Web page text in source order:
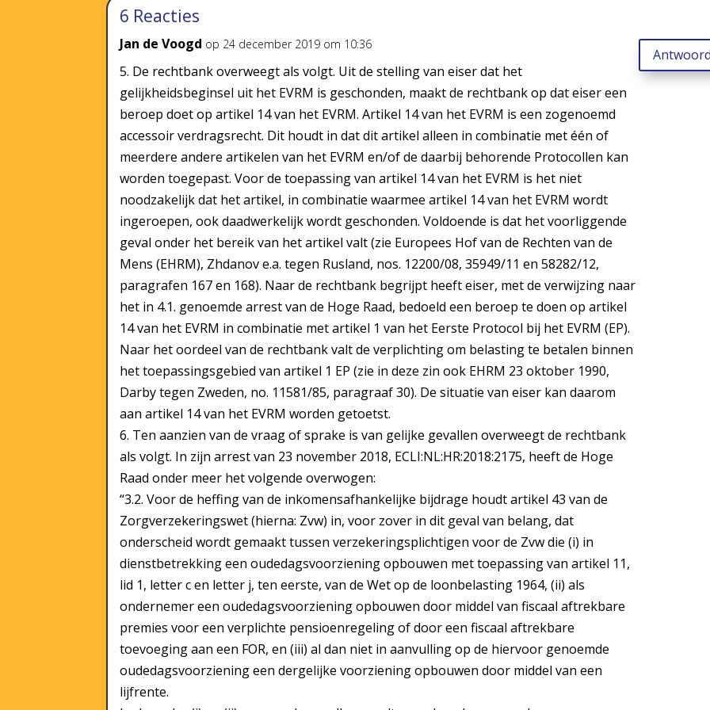
6 Reacties
Jan de Voogd op 24 december 2019 om 10:36
5. De rechtbank overweegt als volgt. Uit de stelling van eiser dat het
gelijkheidsbeginsel uit het EVRM is geschonden, maakt de rechtbank op dat eiser een
beroep doet op artikel 14 van het EVRM. Artikel 14 van het EVRM is een zogenoemd
accessoir verdragsrecht. Dit houdt in dat dit artikel alleen in combinatie met één of
meerdere andere artikelen van het EVRM en/of de daarbij behorende Protocollen kan
worden toegepast. Voor de toepassing van artikel 14 van het EVRM is het niet
noodzakelijk dat het artikel, in combinatie waarmee artikel 14 van het EVRM wordt
ingeroepen, ook daadwerkelijk wordt geschonden. Voldoende is dat het voorliggende
geval onder het bereik van het artikel valt (zie Europees Hof van de Rechten van de
Mens (EHRM), Zhdanov e.a. tegen Rusland, nos. 12200/08, 35949/11 en 58282/12,
paragrafen 167 en 168). Naar de rechtbank begrijpt heeft eiser, met de verwijzing naar
het in 4.1. genoemde arrest van de Hoge Raad, bedoeld een beroep te doen op artikel
14 van het EVRM in combinatie met artikel 1 van het Eerste Protocol bij het EVRM (EP).
Naar het oordeel van de rechtbank valt de verplichting om belasting te betalen binnen
het toepassingsgebied van artikel 1 EP (zie in deze zin ook EHRM 23 oktober 1990,
Darby tegen Zweden, no. 11581/85, paragraaf 30). De situatie van eiser kan daarom
aan artikel 14 van het EVRM worden getoetst.
6. Ten aanzien van de vraag of sprake is van gelijke gevallen overweegt de rechtbank
als volgt. In zijn arrest van 23 november 2018, ECLI:NL:HR:2018:2175, heeft de Hoge
Raad onder meer het volgende overwogen:
“3.2. Voor de heffing van de inkomensafhankelijke bijdrage houdt artikel 43 van de
Zorgverzekeringswet (hierna: Zvw) in, voor zover in dit geval van belang, dat
onderscheid wordt gemaakt tussen verzekeringsplichtigen voor de Zvw die (i) in
dienstbetrekking een oudedagsvoorziening opbouwen met toepassing van artikel 11,
lid 1, letter c en letter j, ten eerste, van de Wet op de loonbelasting 1964, (ii) als
ondernemer een oudedagsvoorziening opbouwen door middel van fiscaal aftrekbare
premies voor een verplichte pensioenregeling of door een fiscaal aftrekbare
toevoeging aan een FOR, en (iii) al dan niet in aanvulling op de hiervoor genoemde
oudedagsvoorziening een dergelijke voorziening opbouwen door middel van een
lijfrente.